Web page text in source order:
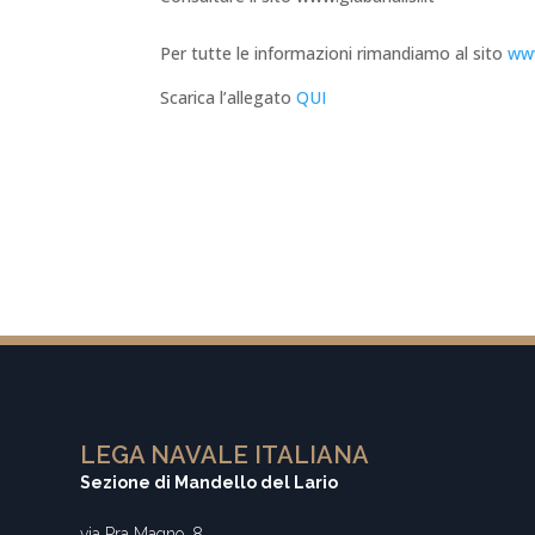
Per tutte le informazioni rimandiamo al sito
Scarica l’allegatoQUI
LEGA NAVALE ITALIANA
Sezione di Mandello del Lario